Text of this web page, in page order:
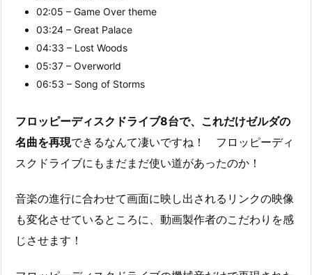
02:05 – Game Over theme
03:24 – Great Palace
04:33 – Lost Woods
05:37 – Overworld
06:53 – Song of Storms
フロッピーディスクドライブ8台で、これだけゼルダの
名曲を再現できるなんて凄いですね！ フロッピーディ
スクドライブにもまだまだ使い道があったのか！
音楽の進行に合わせて画面に映し出されるリンクの映像
も変化させているところに、動画製作者のこだわりを感
じさせます！